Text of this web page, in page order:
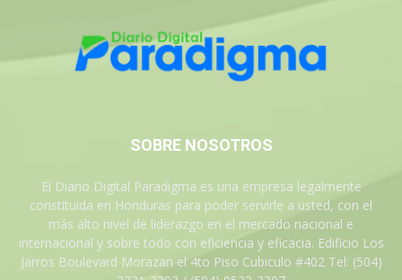
SOBRE NOSOTROS
El Diario Digital Paradigma es una empresa legalmente
constituida en Honduras para poder servirle a usted, con el
más alto nivel de liderazgo en el mercado nacional e
internacional y sobre todo con eficiencia y eficacia. Edificio Los
Jarros Boulevard Morazan el 4to Piso Cubiculo #402 Tel: (504)